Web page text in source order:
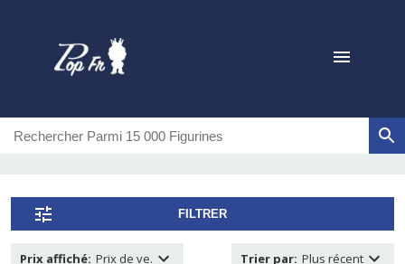
FILTRER
Prix affiché: Prix de ve. Trier par: Plus récent